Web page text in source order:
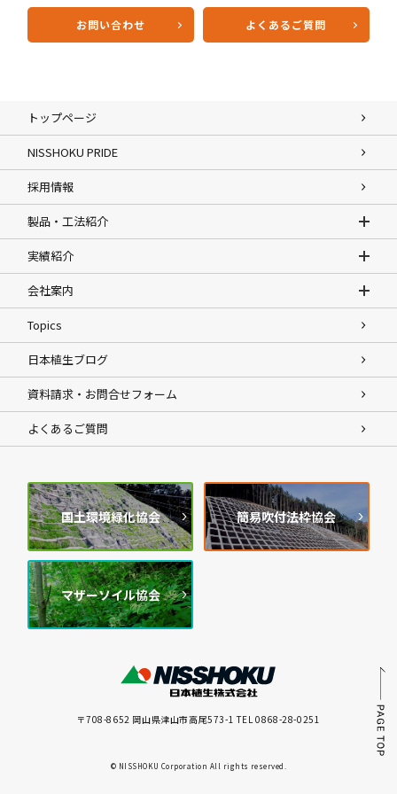
お問い合わせ よくあるご質問
トップページ
NISSHOKU PRIDE
採用情報
製品・工法紹介
実績紹介
会社案内
Topics
日本植生ブログ
資料請求・お問合せフォーム
よくあるご質問
国土環境緑化協会 簡易吹付法枠協会
マザーソイル協会
〒708-8652 岡山県津山市高尾573-1 TEL 0868-28-0251
© NISSHOKU Corporation All rights reserved.